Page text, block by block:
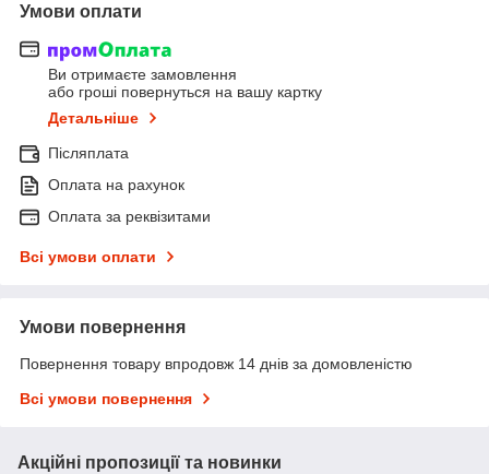
Умови оплати
Ви отримаєте замовлення
або гроші повернуться на вашу картку
Детальніше
Післяплата
Оплата на рахунок
Оплата за реквізитами
Всі умови оплати
Умови повернення
Повернення товару впродовж 14 днів за домовленістю
Всі умови повернення
Акційні пропозиції та новинки